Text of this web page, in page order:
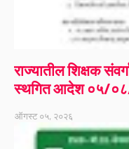
राज्यातील शिक्षक
स्थगित आदेश ०५/
ऑगस्ट ०५, २०२६